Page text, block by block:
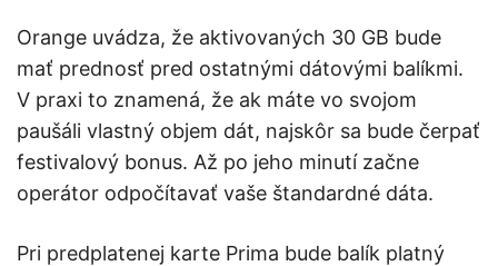
Orange uvádza, že aktivovaných 30 GB bude
mať prednosť pred ostatnými dátovými balíkmi.
V praxi to znamená, že ak máte vo svojom
paušáli vlastný objem dát, najskôr sa bude čerpať
festivalový bonus. Až po jeho minutí začne
operátor odpočítavať vaše štandardné dáta.
Pri predplatenej karte Prima bude balík platný